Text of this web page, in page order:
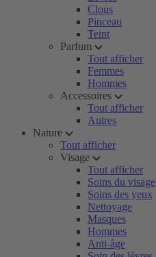
Clous
Pinceau
Teint
Parfum
Tout afficher
Femmes
Hommes
Accessoires
Tout afficher
Autres
Nature
Tout afficher
Visage
Tout afficher
Soins du visage
Soins des yeux
Nettoyage
Masques
Hommes
Anti-âge